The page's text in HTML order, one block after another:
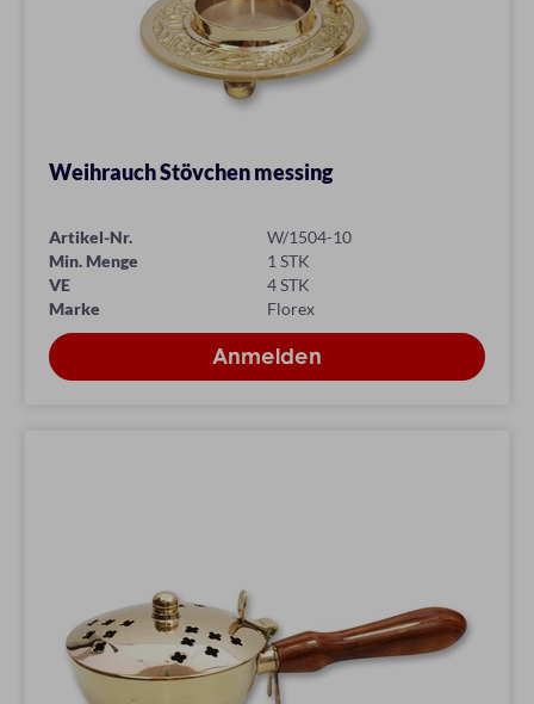
Weihrauch Stövchen messing
Artikel-Nr.
W/1504-10
Min. Menge
1 STK
VE
4 STK
Marke
Florex